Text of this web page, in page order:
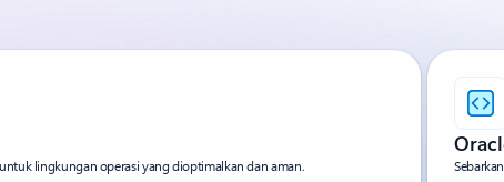
lingkungan operasi yang dioptimalkan dan aman.